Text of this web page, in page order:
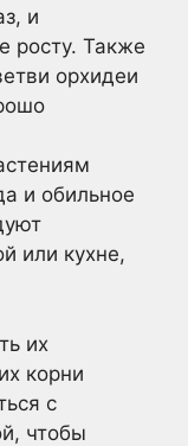
и
росту. Также
орхидеи
и обильное
или кухне,
их
корни
с
чтобы